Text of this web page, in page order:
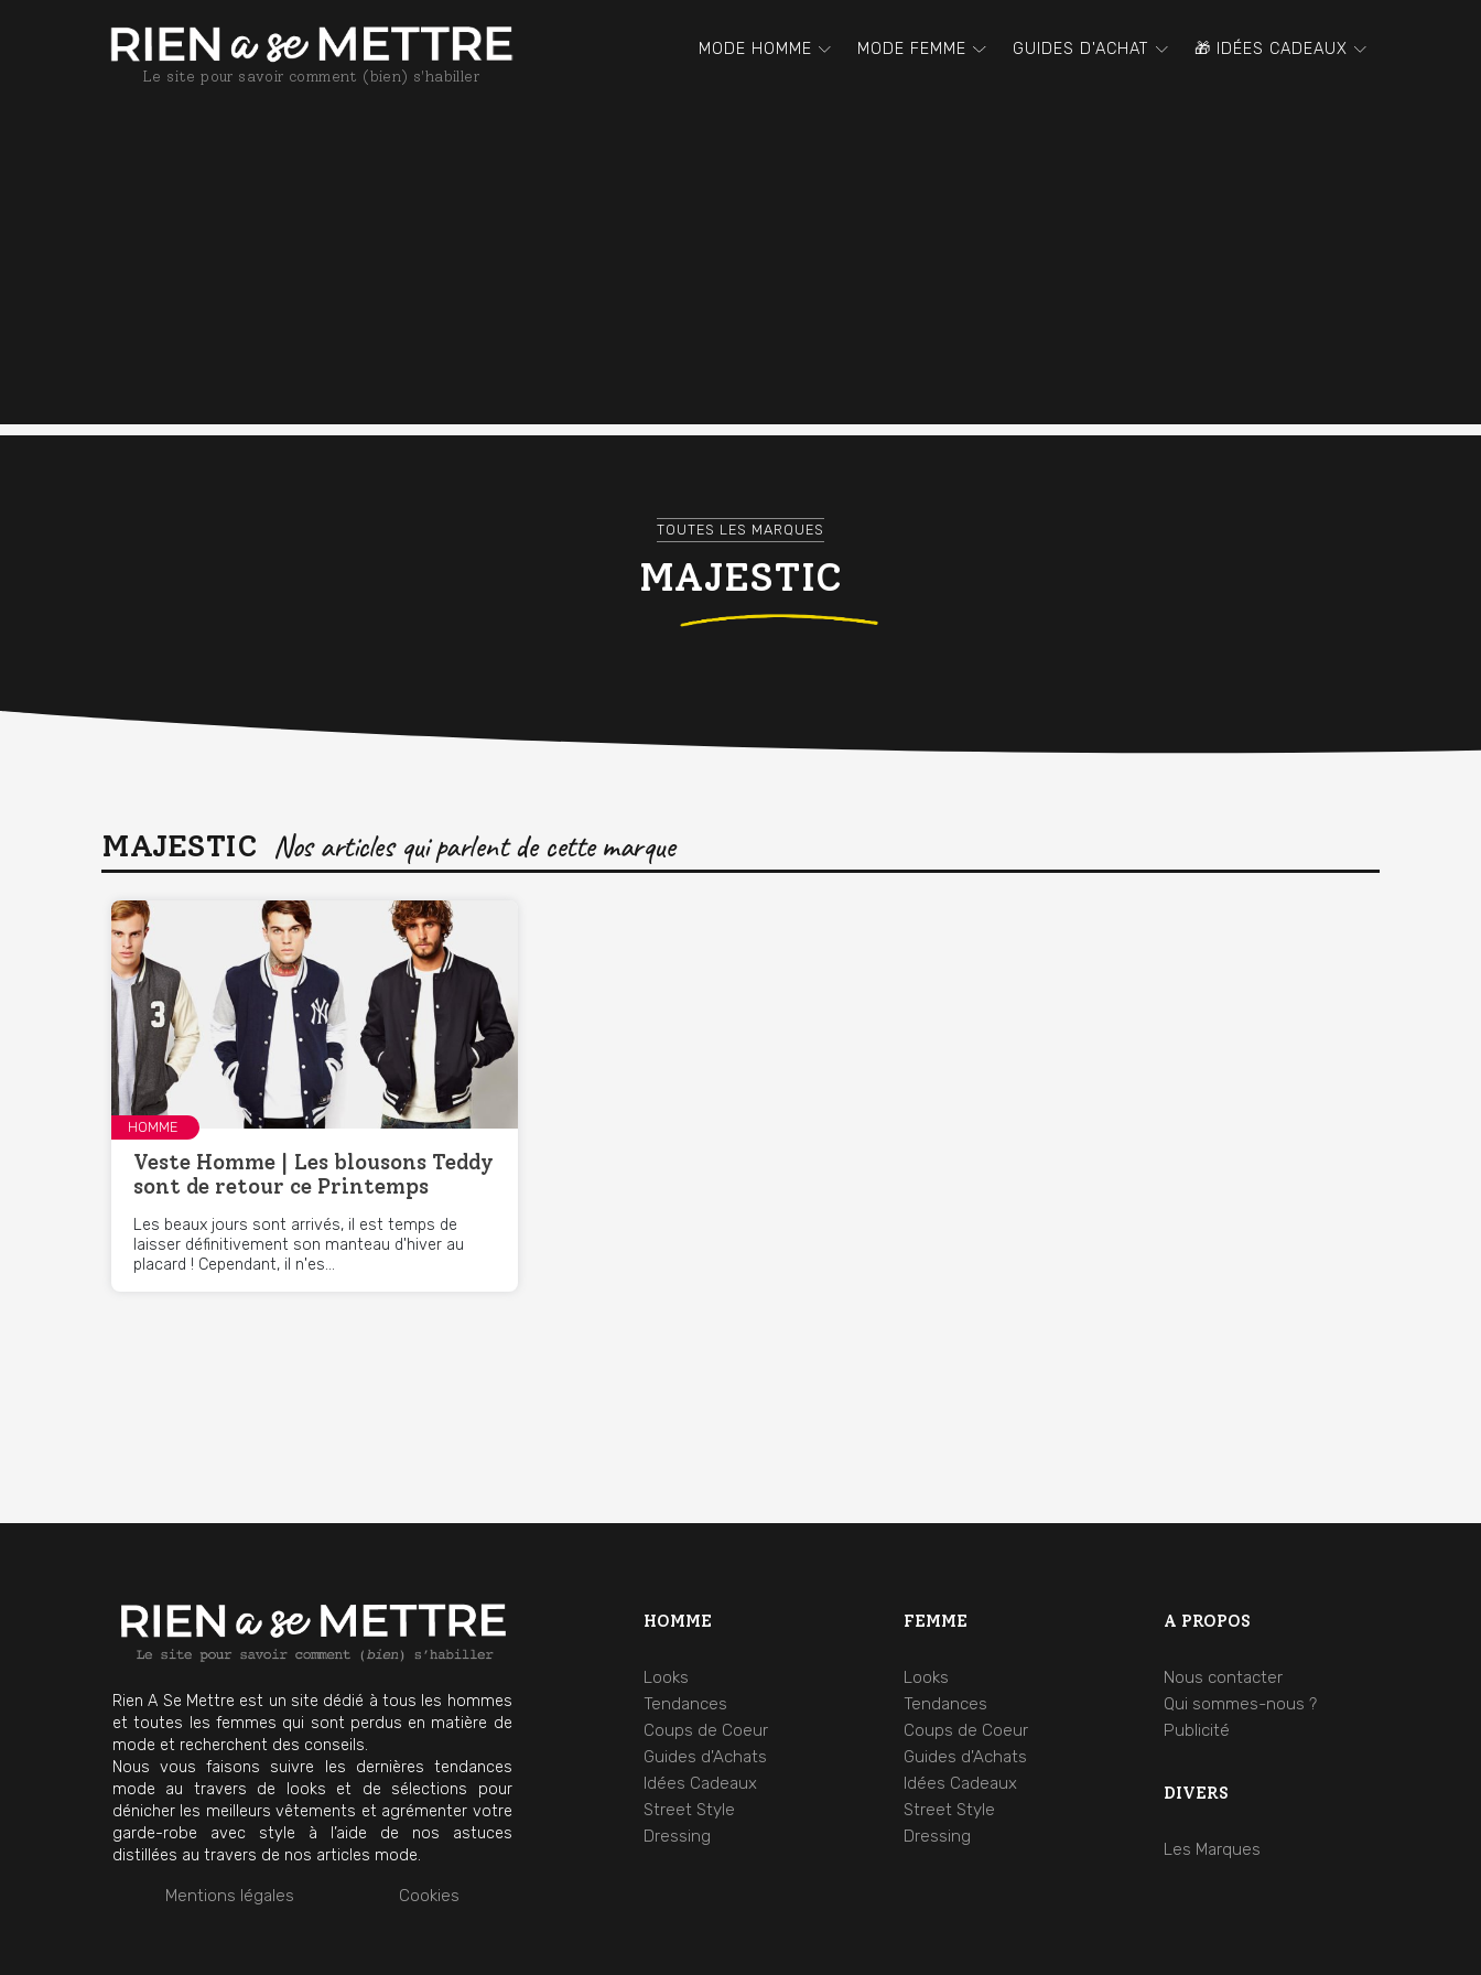
Le site pour savoir comment (bien) s'habiller
MODE HOMME MODE FEMME GUIDES D'ACHAT 🎁 IDÉES CADEAUX
TOUTES LES MARQUES
MAJESTIC
MAJESTIC Nos articles qui parlent de cette marque
HOMME
Veste Homme | Les blousons Teddy
sont de retour ce Printemps
Les beaux jours sont arrivés, il est temps de
laisser définitivement son manteau d'hiver au
placard ! Cependant, il n'es...
Rien A Se Mettre est un site dédié à tous les hommes
et toutes les femmes qui sont perdus en matière de
mode et recherchent des conseils.
Nous vous faisons suivre les dernières tendances
mode au travers de looks et de sélections pour
dénicher les meilleurs vêtements et agrémenter votre
garde-robe avec style à l’aide de nos astuces
distillées au travers de nos articles mode.
Mentions légales Cookies
HOMME
Looks
Tendances
Coups de Coeur
Guides d'Achats
Idées Cadeaux
Street Style
Dressing
FEMME
Looks
Tendances
Coups de Coeur
Guides d'Achats
Idées Cadeaux
Street Style
Dressing
A PROPOS
Nous contacter
Qui sommes-nous ?
Publicité
DIVERS
Les Marques